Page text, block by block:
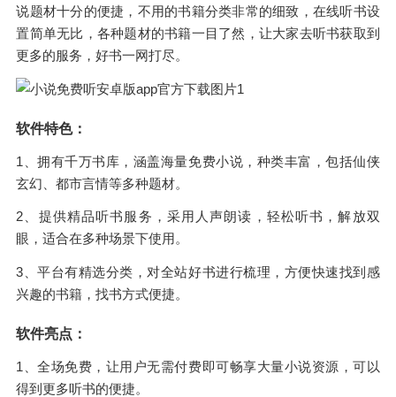
说题材十分的便捷，不用的书籍分类非常的细致，在线听书设
置简单无比，各种题材的书籍一目了然，让大家去听书获取到
更多的服务，好书一网打尽。
软件特色：
1、拥有千万书库，涵盖海量免费小说，种类丰富，包括仙侠
玄幻、都市言情等多种题材。
2、提供精品听书服务，采用人声朗读，轻松听书，解放双
眼，适合在多种场景下使用。
3、平台有精选分类，对全站好书进行梳理，方便快速找到感
兴趣的书籍，找书方式便捷。
软件亮点：
1、全场免费，让用户无需付费即可畅享大量小说资源，可以
得到更多听书的便捷。